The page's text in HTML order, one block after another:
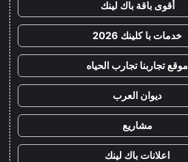
أقوى باقة باك لينك
خدمات با كلينك 2026
موقع تجاربنا تجارب الحياه
ديوان العرب
مشاريع
اعلانات باك لينك